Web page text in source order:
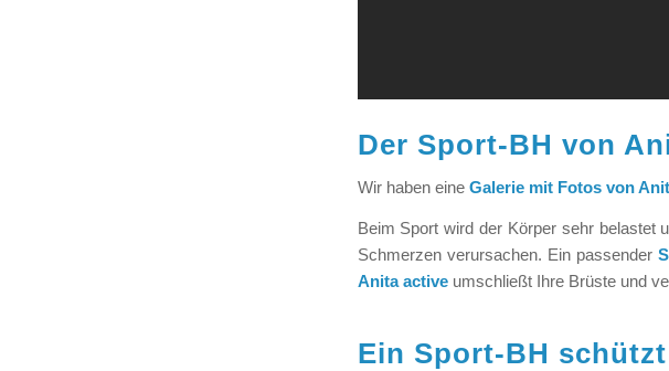
Der Sport-BH von
Wir haben eine Galerie mit Fotos von
Beim Sport wird der Körper sehr belastet
Schmerzen verursachen. Ein passender
Anita activeumschließt Ihre Brüste und
Ein Sport-BH